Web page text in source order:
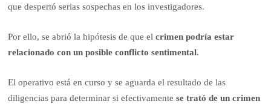
que despertó serias sospechas en los investigadores.
Por ello, se abrió la hipótesis de que el crimen podría estar
relacionado con un posible conflicto sentimental.
El operativo está en curso y se aguarda el resultado de las
diligencias para determinar si efectivamente se trató de un crimen